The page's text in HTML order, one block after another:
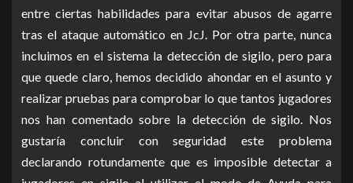
entre ciertas habilidades para evitar abusos de agarre
tras el ataque automático en JcJ. Por otra parte, nunca
incluimos en el sistema la detección de sigilo, pero para
que quede claro, hemos decidido ahondar en el asunto y
realizar pruebas para comprobar lo que tantos jugadores
nos han comentado sobre la detección de sigilo. Nos
gustaría concluir con seguridad este problema
declarando rotundamente que es imposible detectar a